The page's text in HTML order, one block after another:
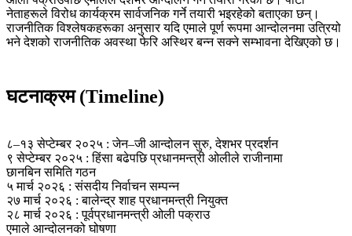
नेताहरूले विरोध कार्यक्रम सार्वजनिक गर्ने तयारी भइरहेको बताएका छन्।
राजनीतिक विश्लेषकहरूका अनुसार यदि एमाले पूर्ण रूपमा आन्दोलनमा उत्रियो
भने देशको राजनीतिक अवस्था फेरि अस्थिर बन्न सक्ने सम्भावना देखिएको छ।
घटनाक्रम (Timeline)
८–१३ सेप्टेम्बर २०२५ : जेन–जी आन्दोलन सुरु, देशभर प्रदर्शन
९ सेप्टेम्बर २०२५ : हिंसा बढेपछि प्रधानमन्त्री ओलीले राजीनामा
छानबिन समिति गठन
५ मार्च २०२६ : संसदीय निर्वाचन सम्पन्न
२७ मार्च २०२६ : बालेन्द्र शाह प्रधानमन्त्री नियुक्त
२८ मार्च २०२६ : पूर्वप्रधानमन्त्री ओली पक्राउ
एमाले आन्दोलनको घोषणा